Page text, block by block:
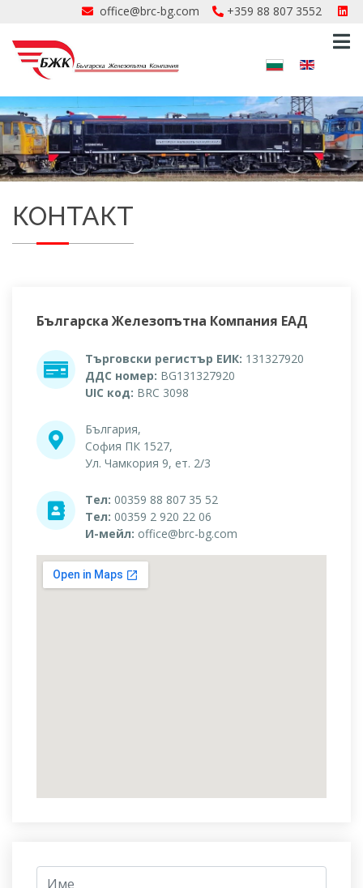
office@brc-bg.com +359 88 807 3552
КОНТАКТ
Българска Железопътна Компания ЕАД
Търговски регистър ЕИК: 131327920
ДДС номер: BG131327920
UIC код: BRC 3098
България,
София ПК 1527,
Ул. Чамкория 9, ет. 2/3
Тел: 00359 88 807 35 52
Тел: 00359 2 920 22 06
И-мейл: office@brc-bg.com